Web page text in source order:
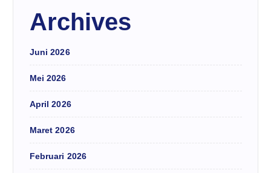
Archives
Juni 2026
Mei 2026
April 2026
Maret 2026
Februari 2026